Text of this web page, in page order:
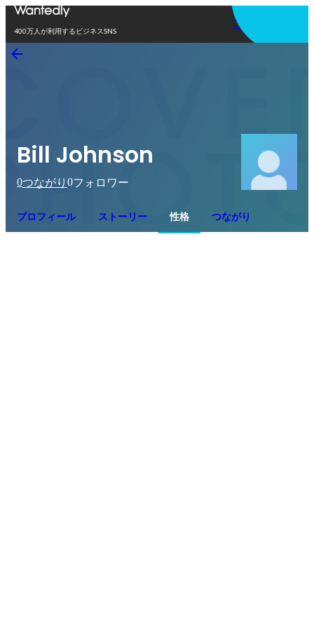
400万人が利用するビジネスSNS
アプリを使う
Bill Johnson
0つながり 0フォロワー
プロフィール ストーリー 性格 つながり